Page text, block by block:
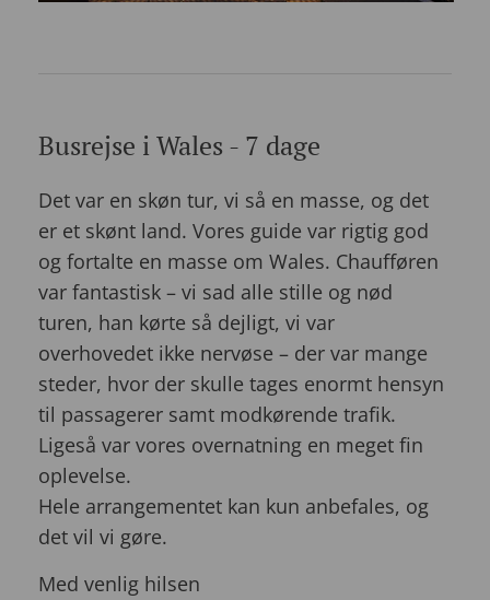
Busrejse i Wales - 7 dage
Det var en skøn tur, vi så en masse, og det
er et skønt land. Vores guide var rigtig god
og fortalte en masse om Wales. Chaufføren
var fantastisk – vi sad alle stille og nød
turen, han kørte så dejligt, vi var
overhovedet ikke nervøse – der var mange
steder, hvor der skulle tages enormt hensyn
til passagerer samt modkørende trafik.
Ligeså var vores overnatning en meget fin
oplevelse.
Hele arrangementet kan kun anbefales, og
det vil vi gøre.
Med venlig hilsen